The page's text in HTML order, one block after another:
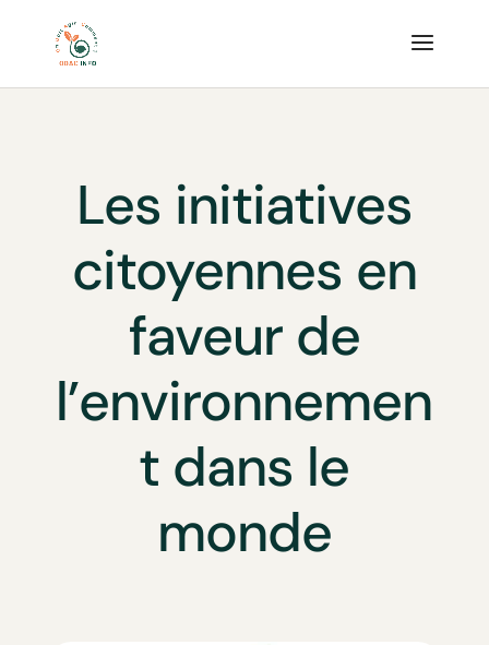
Les initiatives
citoyennes en
faveur de
l’environnemen
t dans le
monde